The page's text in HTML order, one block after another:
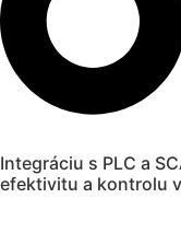
Integráciu s PLC a
efektivitu a kontrolu